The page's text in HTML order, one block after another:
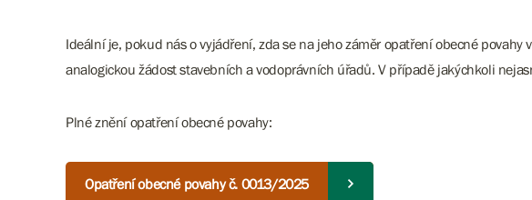
Ideální je, pokud nás o vyjádření, zda se na jeho záměr opatření obecné
analogickou žádost stavebních a vodoprávních úřadů. V případě jakýchkoli
Plné znění opatření obecné povahy:
Opatření obecné povahy č. 0013/2025